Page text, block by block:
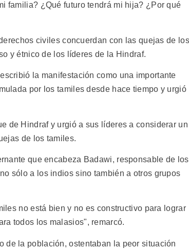
familia? ¿Qué futuro tendrá mi hija? ¿Por qué
civiles concuerdan con las quejas de los
y étnico de los líderes de la Hindraf.
la manifestación como una importante
por los tamiles desde hace tiempo y urgió
de Hindraf y urgió a sus líderes a considerar un
de los tamiles.
que encabeza Badawi, responsable de los
sólo a los indios sino también a otros grupos
no está bien y no es constructivo para lograr
todos los malasios", remarcó.
de la población, ostentaban la peor situación